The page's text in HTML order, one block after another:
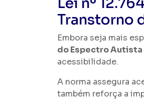
Transtorno
Embora seja mais
do Espectro Autista
acessibilidade.
A norma assegura
também reforça a